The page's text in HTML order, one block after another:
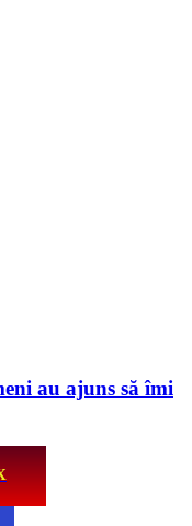
au ajuns să îmi